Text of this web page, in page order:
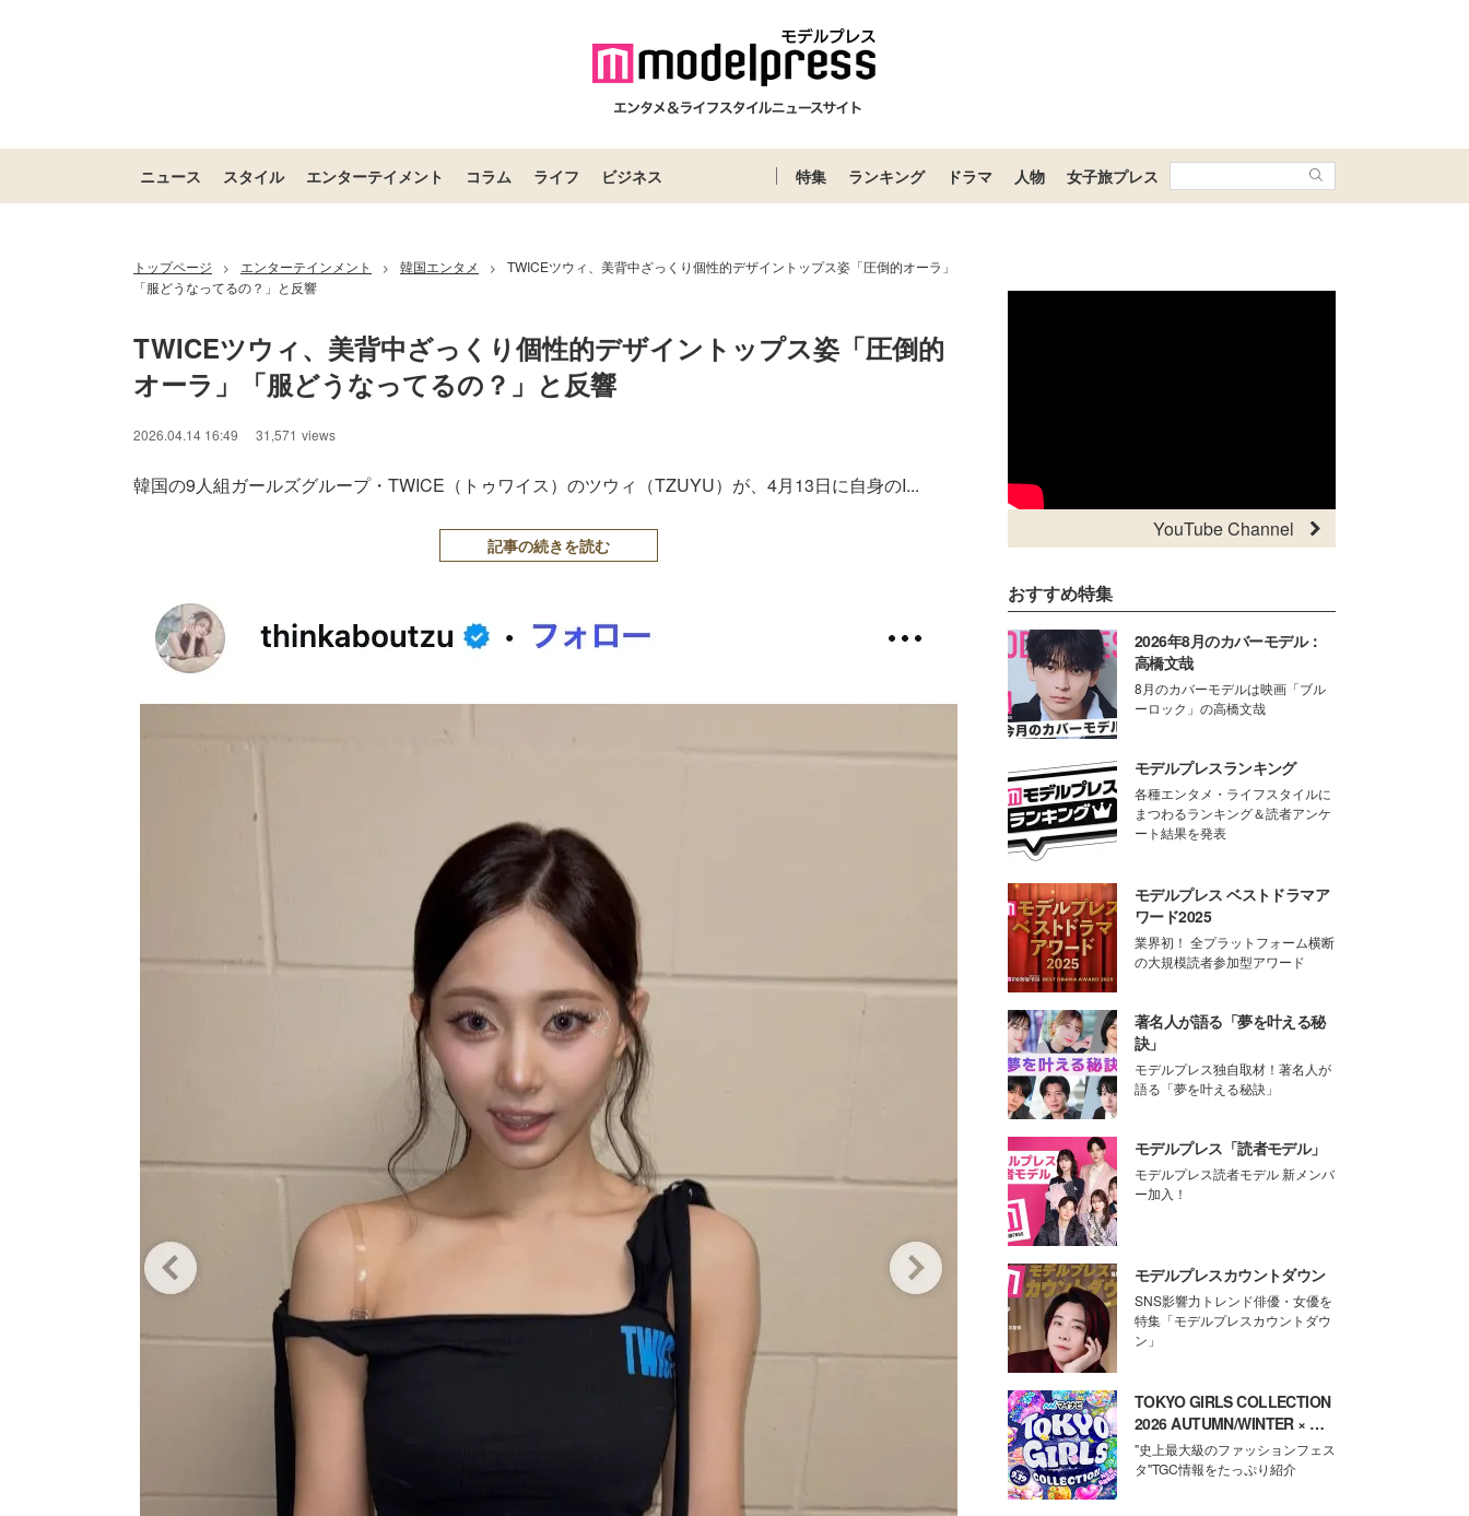
ニュース スタイル エンターテイメント コラム ライフ ビジネス 特集 ランキング ドラマ 人物 女子旅プレス
トップページ > エンターテインメント > 韓国エンタメ >
TWICEツウィ、美背中ざっくり個性的デザイントップス姿「圧倒的オーラ」
「服どうなってるの？」と反響
TWICEツウィ、美背中ざっくり個性的デザイントップス姿「圧倒的
オーラ」「服どうなってるの？」と反響
2026.04.14 16:49 31,571 views
韓国の9人組ガールズグループ・TWICE（トゥワイス）のツウィ（TZUYU）が、4月13日に自身のI...
記事の続きを読む
YouTube Channel
おすすめ特集
2026年8月のカバーモデル：
高橋文哉
8月のカバーモデルは映画「ブル
ーロック」の高橋文哉
モデルプレスランキング
各種エンタメ・ライフスタイルに
まつわるランキング＆読者アンケ
ート結果を発表
モデルプレス ベストドラマア
ワード2025
業界初！ 全プラットフォーム横断
の大規模読者参加型アワード
著名人が語る「夢を叶える秘
訣」
モデルプレス独自取材！著名人が
語る「夢を叶える秘訣」
モデルプレス「読者モデル」
モデルプレス読者モデル 新メンバ
ー加入！
モデルプレスカウントダウン
SNS影響力トレンド俳優・女優を
特集「モデルプレスカウントダウ
ン」
TOKYO GIRLS COLLECTION
2026 AUTUMN/WINTER × モ
デルプレス
"史上最大級のファッションフェス
タ"TGC情報をたっぷり紹介